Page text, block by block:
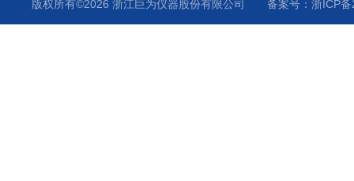
版权所有©2026 浙江巨为仪器股份有限公司 备案号：浙ICP